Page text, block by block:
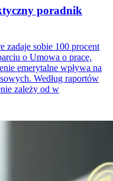
poradnik
zadaje sobie 100 procent
o Umowa o pracę.
emerytalne wpływa na
Według raportów
zależy od w